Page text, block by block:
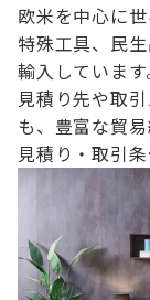
欧米を中心に
特殊工具、民
輸入していま
見積り先や取
も、豊富な貿
見積り・取引